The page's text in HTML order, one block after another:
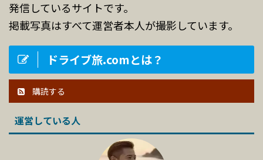
発信しているサイトです。
掲載写真はすべて運営者本人が撮影しています。
ドライブ旅.comとは？
購読する
運営している人